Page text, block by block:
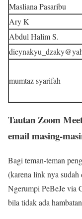
Masliana Pasaribu
Ary K
Abdul Halim S.
mumtaz syarifah
Tautan Zoom
email masing-
Bagi teman-teman
(karena link nya
Ngerumpi PeBeJe via
bila tidak ada